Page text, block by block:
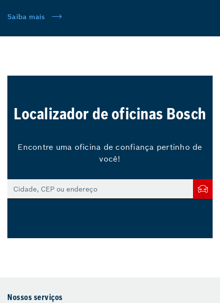
Saiba mais
Localizador de oficinas Bosch
Encontre uma oficina de confiança pertinho de
você!
Nossos serviços